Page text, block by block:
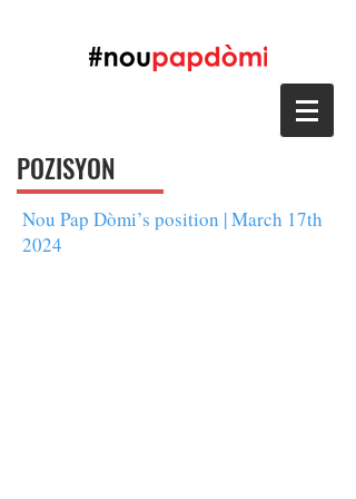
POZISYON
Nou Pap Dòmi’s position | March 17th
2024